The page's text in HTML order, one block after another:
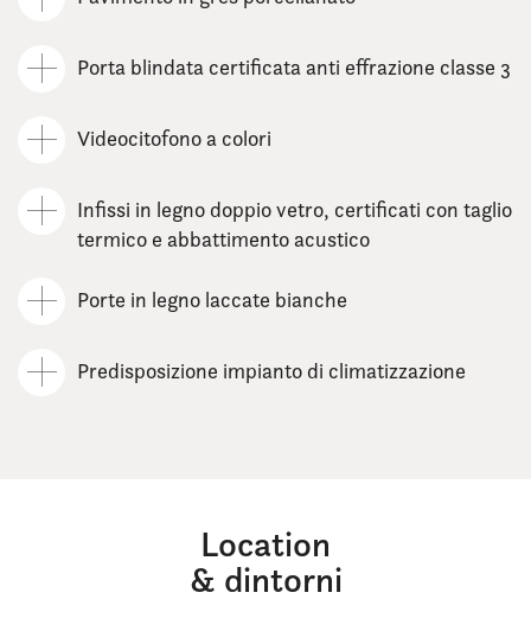
Porta blindata certificata anti effrazione classe 3
Videocitofono a colori
Infissi in legno doppio vetro, certificati con taglio
termico e abbattimento acustico
Porte in legno laccate bianche
Predisposizione impianto di climatizzazione
Location
& dintorni